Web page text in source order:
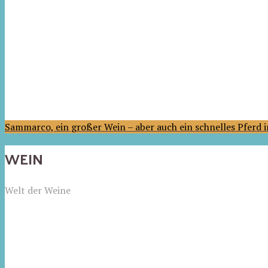
Sammarco, ein großer Wein – aber auch ein schnelles Pferd
WEIN
Welt der Weine